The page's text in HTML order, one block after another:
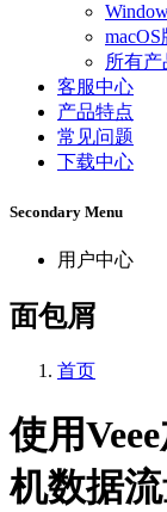
所有产
客服中心
产品特点
常见问题
下载中心
Secondary Menu
用户中心
面包屑
首页
使用
机数据